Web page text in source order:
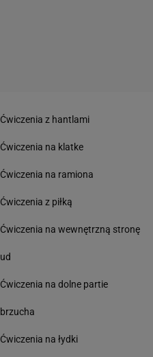
Ćwiczenia z hantlami
Ćwiczenia na klatke
Ćwiczenia na ramiona
Ćwiczenia z piłką
Ćwiczenia na wewnętrzną stronę
ud
Ćwiczenia na dolne partie
brzucha
Ćwiczenia na łydki